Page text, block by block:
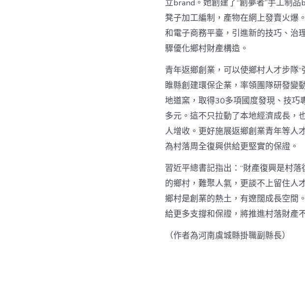
立brand。她創建了“創夢者”手工制
凳子加工編制，產物在網上發賣火爆
和電子商務平臺，引進新的技巧、治
驟優化鄉村財產構造。
青年返鄉創業，可以使鄉村人才步隊
睢縣創建環保企業，率領團隊研發變
地道窯，取得30多項國度發現、技
多元。這不只拉動了本地經濟成長，
人增收。更好施展返鄉創業青年等人
為村落周全復興供給更堅實的保證。
習近平總書記指出：“財產復興是村
的鄉村，難聚人氣，更談不上留住人
鄉村是創業的熱土，有遼闊成長空間
給更多支撐和保證，將推進村落財產
（作者為河南虞城縣掛職副縣長）